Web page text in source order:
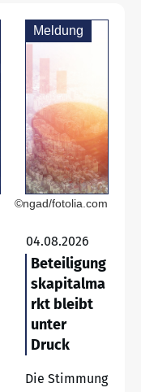
Meldung
©ngad/fotolia.com
04.08.2026
Beteiligung
skapitalma
rkt bleibt
unter
Druck
Die Stimmung